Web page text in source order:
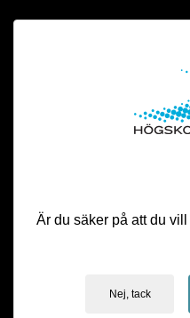
Är du säker på att du
Nej, tack